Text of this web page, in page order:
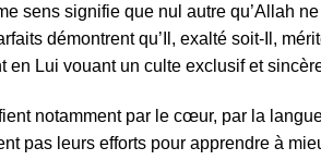
sens signifie que nul autre qu’Allah
démontrent qu’Il, exalté soit-Il,
en Lui vouant un culte exclusif et
notamment par le cœur, par la
pas leurs efforts pour apprendre à